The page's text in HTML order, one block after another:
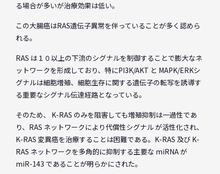
る場合が多いが治療効果は低い。
この大腸癌はRAS遺伝子異常を伴っていることが多く認めら
れる。
RAS は１０以上の下流のシグナルを制御することで膨大なネ
ットワークを形成しており、特にPI3K/AKT と MAPK/ERKシ
グナルは細胞増殖、細胞生存に関する遺伝子の転写を誘導す
る重要なシグナル伝達経路となっている。
そのため、 K-RAS のみを阻害しても増殖抑制は一過性であ
り、RAS ネットワークにより代償性シグナル が活性化され、
K-RAS 変異癌を治療することは困難である。K-RAS 及び K-
RAS ネットワークを多角的に抑制する主要な miRNA が
miR-143 であることが明らかにされた。